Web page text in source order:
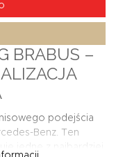
BRABUS –
podejścia
Benz. Ten